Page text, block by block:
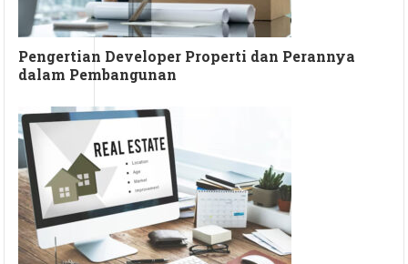
Pengertian Developer Properti dan Perannya
dalam Pembangunan